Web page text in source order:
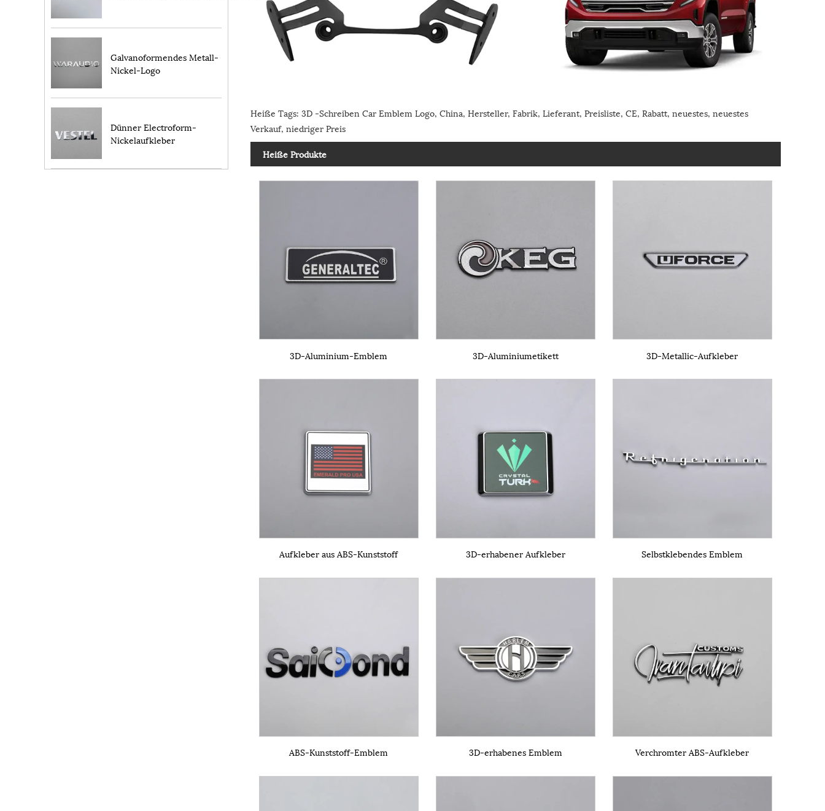
Galvanoformendes Metall-
Nickel-Logo
Dünner Electroform-
Nickelaufkleber
Heiße Tags: 3D -Schreiben Car Emblem Logo, China, Hersteller, Fabrik, Lieferant, Preisliste, CE, Rabatt, neuestes, neuestes
Verkauf, niedriger Preis
Heiße Produkte
3D-Aluminium-Emblem 3D-Aluminiumetikett 3D-Metallic-Aufkleber
Aufkleber aus ABS-Kunststoff 3D-erhabener Aufkleber Selbstklebendes Emblem
ABS-Kunststoff-Emblem 3D-erhabenes Emblem Verchromter ABS-Aufkleber